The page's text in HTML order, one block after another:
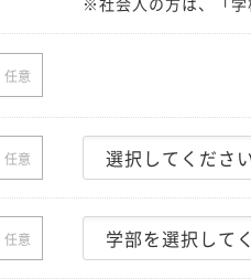
※社会人の方は、「学
任意
任意
任意